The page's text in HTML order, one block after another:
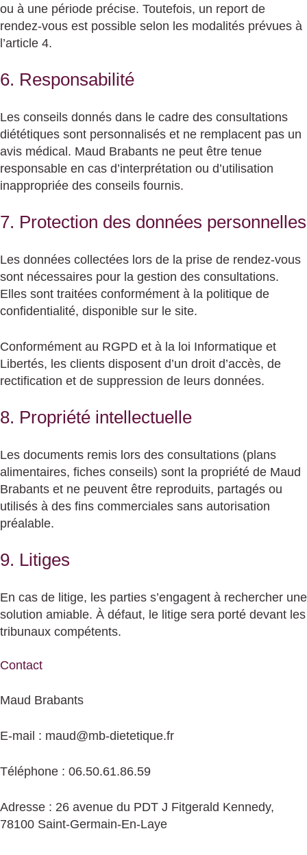
ou à une période précise. Toutefois, un report de
rendez-vous est possible selon les modalités prévues à
l’article 4.
6. Responsabilité
Les conseils donnés dans le cadre des consultations
diététiques sont personnalisés et ne remplacent pas un
avis médical. Maud Brabants ne peut être tenue
responsable en cas d’interprétation ou d’utilisation
inappropriée des conseils fournis.
7. Protection des données personnelles
Les données collectées lors de la prise de rendez-vous
sont nécessaires pour la gestion des consultations.
Elles sont traitées conformément à la politique de
confidentialité, disponible sur le site.
Conformément au RGPD et à la loi Informatique et
Libertés, les clients disposent d’un droit d’accès, de
rectification et de suppression de leurs données.
8. Propriété intellectuelle
Les documents remis lors des consultations (plans
alimentaires, fiches conseils) sont la propriété de Maud
Brabants et ne peuvent être reproduits, partagés ou
utilisés à des fins commerciales sans autorisation
préalable.
9. Litiges
En cas de litige, les parties s’engagent à rechercher une
solution amiable. À défaut, le litige sera porté devant les
tribunaux compétents.
Contact
Maud Brabants
E-mail : maud@mb-dietetique.fr
Téléphone : 06.50.61.86.59
Adresse : 26 avenue du PDT J Fitgerald Kennedy,
78100 Saint-Germain-En-Laye